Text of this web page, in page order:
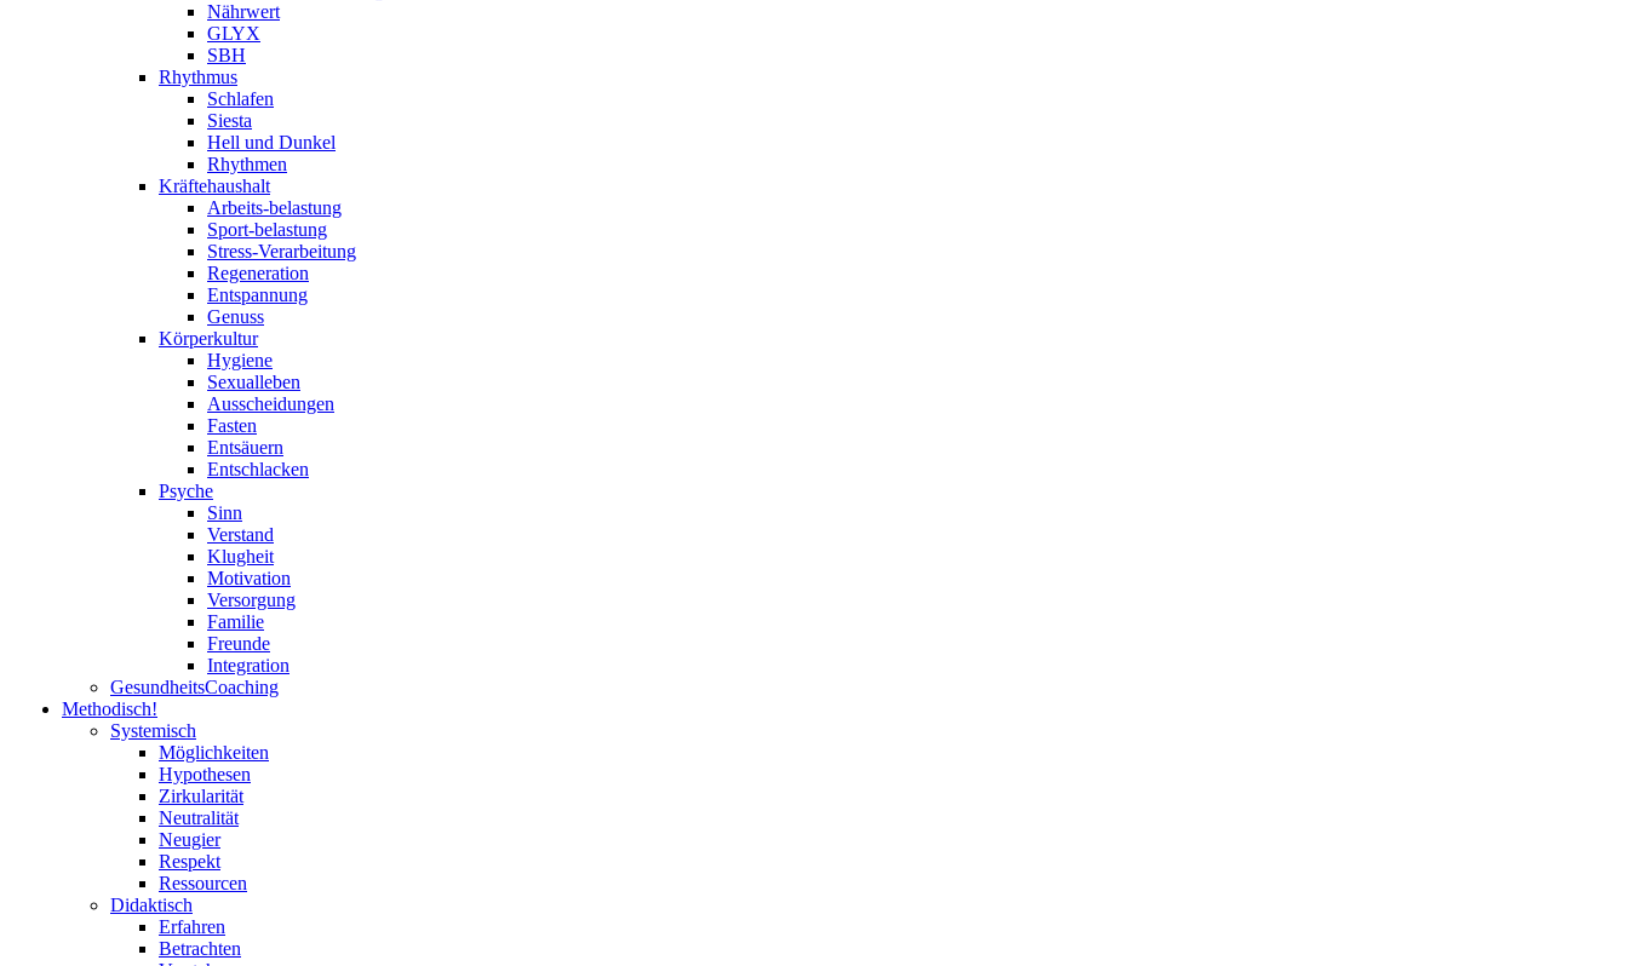
Nährwert
GLYX
SBH
Rhythmus
Schlafen
Siesta
Hell und Dunkel
Rhythmen
Kräftehaushalt
Arbeits-belastung
Sport-belastung
Stress-Verarbeitung
Regeneration
Entspannung
Genuss
Körperkultur
Hygiene
Sexualleben
Ausscheidungen
Fasten
Entsäuern
Entschlacken
Psyche
Sinn
Verstand
Klugheit
Motivation
Versorgung
Familie
Freunde
Integration
GesundheitsCoaching
Methodisch!
Systemisch
Möglichkeiten
Hypothesen
Zirkularität
Neutralität
Neugier
Respekt
Ressourcen
Didaktisch
Erfahren
Betrachten